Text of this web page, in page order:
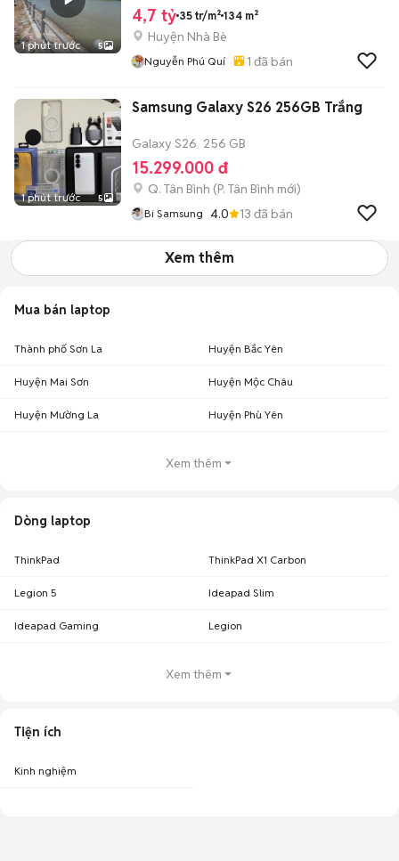
1 phút trước 5
4,7 tỷ 35 tr/m² 134 m²
Huyện Nhà Bè
Nguyễn Phú Quí 1 đã bán
1 phút trước 5
Samsung Galaxy S26 256GB Trắng
Galaxy S26 256 GB
15.299.000 đ
Q. Tân Bình (P. Tân Bình mới)
Bi Samsung 4.0 13 đã bán
Xem thêm
Mua bán laptop
Thành phố Sơn La Huyện Bắc Yên
Huyện Mai Sơn Huyện Mộc Châu
Huyện Mường La Huyện Phù Yên
Xem thêm
Dòng laptop
ThinkPad ThinkPad X1 Carbon
Legion 5 Ideapad Slim
Ideapad Gaming Legion
Xem thêm
Tiện ích
Kinh nghiệm